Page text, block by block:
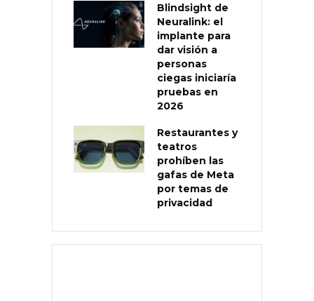
Blindsight de
Neuralink: el
implante para
dar visión a
personas
ciegas iniciaría
pruebas en
2026
Restaurantes y
teatros
prohíben las
gafas de Meta
por temas de
privacidad